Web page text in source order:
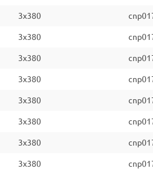
3x380
3x380
3x380
3x380
3x380
3x380
3x380
3x380